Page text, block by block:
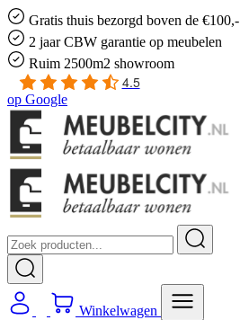
Gratis thuis bezorgd boven de €100,-
2 jaar CBW garantie op meubelen
Ruim 2500m2 showroom
4.5
op Google
Winkelwagen